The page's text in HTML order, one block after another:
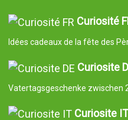
Curiosité
Idées cadeaux de la fête des
Curiosite
Vatertagsgeschenke zwischen
Curiosite IT